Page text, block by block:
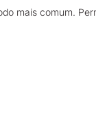
mais comum.